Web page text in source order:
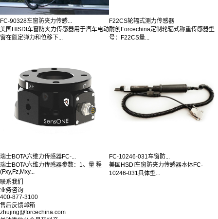
FC-90328车窗防夹力传感...
美国HISDI车窗防夹力传感器用于汽车电动
窗在额定弹力和位移下...
F22CS轮辐式测力传感器
耐创Forcechina定制轮辐式称重传感器型
号：F22CS量...
瑞士BOTA六维力传感器FC-...
瑞士BOTA六维力传感器参数：1、量 程
(Fxy,Fz,Mxy...
FC-10246-031车窗防...
美国HSDI车窗防夹力传感器本体FC-
10246-031具体型...
联系我们
业务咨询
400-877-3100
售后反馈邮箱
zhujing@forcechina.com